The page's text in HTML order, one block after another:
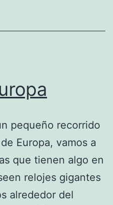
pequeño recorrido
Europa, vamos a
que tienen algo en
relojes gigantes
alrededor del